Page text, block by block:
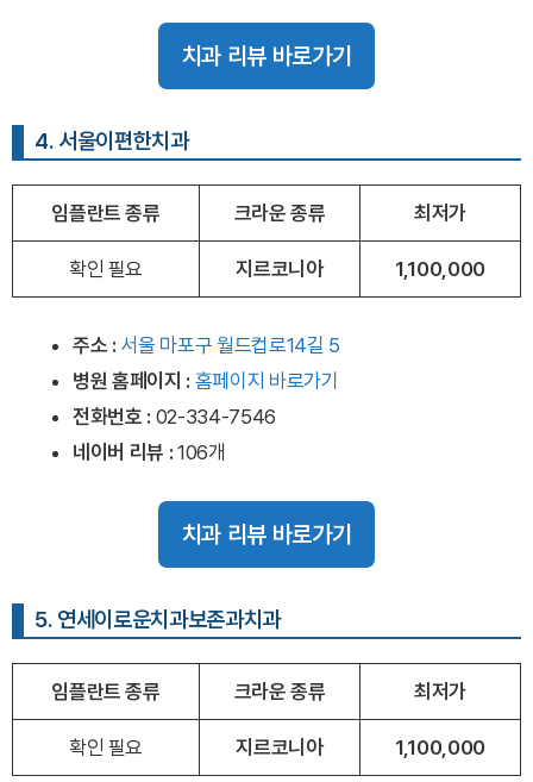
치과 리뷰 바로가기
4. 서울이편한치과
임플란트 종류 크라운 종류 최저가
확인 필요 지르코니아 1,100,000
주소 : 서울 마포구 월드컵로14길 5
병원 홈페이지 : 홈페이지 바로가기
전화번호 : 02-334-7546
네이버 리뷰 : 106개
치과 리뷰 바로가기
5. 연세이로운치과보존과치과
임플란트 종류 크라운 종류 최저가
확인 필요 지르코니아 1,100,000